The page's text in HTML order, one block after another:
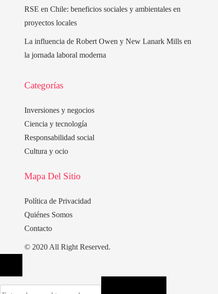
entradas
RSE en Chile: beneficios sociales y ambientales en
proyectos locales
La influencia de Robert Owen y New Lanark Mills en
la jornada laboral moderna
Categorías
Inversiones y negocios
Ciencia y tecnología
Responsabilidad social
Cultura y ocio
Mapa Del Sitio
Política de Privacidad
Quiénes Somos
Contacto
© 2020 All Right Reserved.